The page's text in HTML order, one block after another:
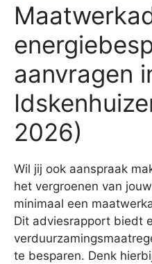
aanvragen
2026)
Wil jij ook aanspraak
het vergroenen van
minimaal een
Dit adviesrapport biedt
te besparen. Denk